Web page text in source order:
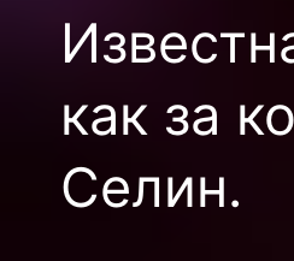
как за
Селин.